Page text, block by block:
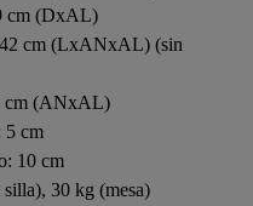
cm (DxAL)
cm (LxANxAL) (sin
cm (ANxAL)
5 cm
10 cm
30 kg (mesa)